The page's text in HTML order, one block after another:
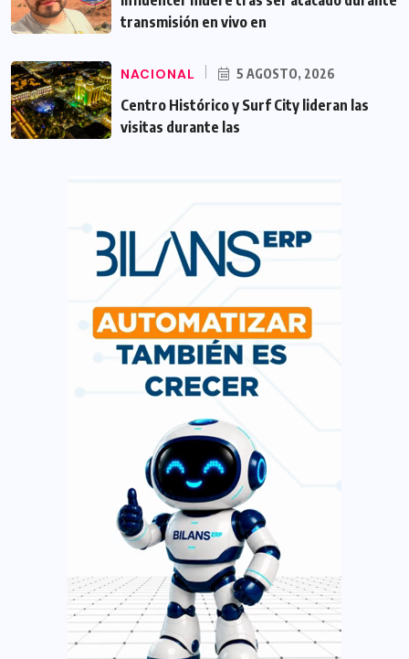
transmisión en vivo en
NACIONAL 5 AGOSTO, 2026
Centro Histórico y Surf City lideran las
visitas durante las